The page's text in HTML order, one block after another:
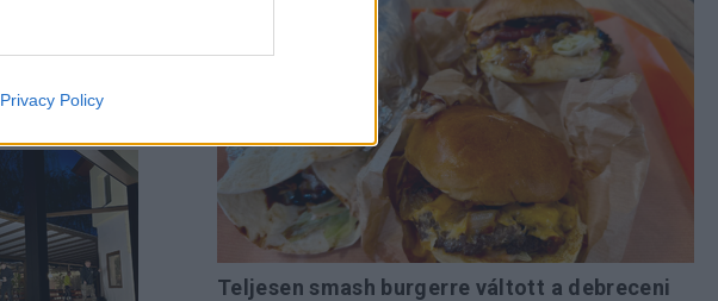
Privacy Policy
Teljesen smash burgerre váltott a debreceni